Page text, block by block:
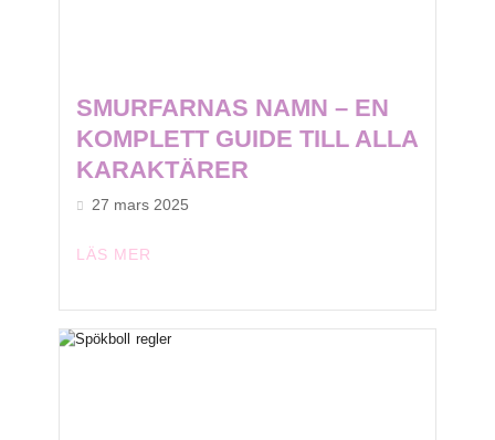
SMURFARNAS NAMN – EN
KOMPLETT GUIDE TILL ALLA
KARAKTÄRER
27 mars 2025
LÄS MER